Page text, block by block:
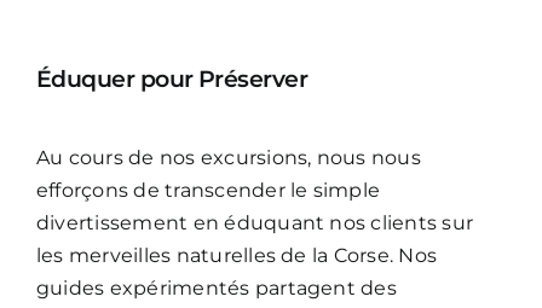
Éduquer pour Préserver
Au cours de nos excursions, nous nous
efforçons de transcender le simple
divertissement en éduquant nos clients sur
les merveilles naturelles de la Corse. Nos
guides expérimentés partagent des